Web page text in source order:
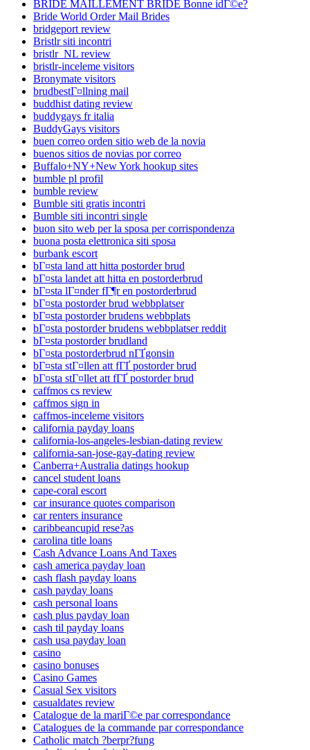
BRIDE MAILLEMENT BRIDE Bonne idГ©e?
Bride World Order Mail Brides
bridgeport review
Bristlr siti incontri
bristlr_NL review
bristlr-inceleme visitors
Bronymate visitors
brudbestГ¤llning mail
buddhist dating review
buddygays fr italia
BuddyGays visitors
buen correo orden sitio web de la novia
buenos sitios de novias por correo
Buffalo+NY+New York hookup sites
bumble pl profil
bumble review
Bumble siti gratis incontri
Bumble siti incontri single
buon sito web per la sposa per corrispondenza
buona posta elettronica siti sposa
burbank escort
bГ¤sta land att hitta postorder brud
bГ¤sta landet att hitta en postorderbrud
bГ¤sta lГ¤nder fГ¶r en postorderbrud
bГ¤sta postorder brud webbplatser
bГ¤sta postorder brudens webbplats
bГ¤sta postorder brudens webbplatser reddit
bГ¤sta postorder brudland
bГ¤sta postorderbrud nГҐgonsin
bГ¤sta stГ¤llen att fГҐ postorder brud
bГ¤sta stГ¤llet att fГҐ postorder brud
caffmos cs review
caffmos sign in
caffmos-inceleme visitors
california payday loans
california-los-angeles-lesbian-dating review
california-san-jose-gay-dating review
Canberra+Australia datings hookup
cancel student loans
cape-coral escort
car insurance quotes comparison
car renters insurance
caribbeancupid rese?as
carolina title loans
Cash Advance Loans And Taxes
cash america payday loan
cash flash payday loans
cash payday loans
cash personal loans
cash plus payday loan
cash til payday loans
cash usa payday loan
casino
casino bonuses
Casino Games
Casual Sex visitors
casualdates review
Catalogue de la mariГ©e par correspondance
Catalogues de la commande par correspondance
Catholic match ?berpr?fung